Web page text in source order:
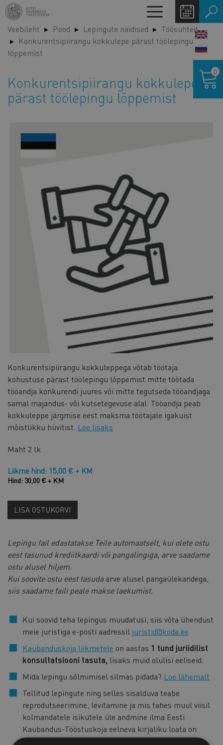
Liigu
edasi
põhisisu
juurde
Toggle
navigation
Veebileht Pood Lepingute näidised
Töösuhted
Konkurentsipiirangu kokkulepe pärast töölepingu
lõppemist
Konkurentsipiirangu kokkulepe
pärast töölepingu lõppemist
Konkurentsipiirangu kokkuleppega võtab töötaja
kohustuse pärast töölepingu lõppemist mitte töötada
tööandja konkurendi juures või mitte tegutseda tööandjaga
samal majandus- või kutsetegevuse alal. Tööandja peab
kokkuleppe järgmise eest maksma töötajale igakuist
mõistlikku hüvitist. Loe lisaks
Maht 2 lk
Liikme hind: 15,00 € + KM
Hind: 30,00 € + KM
LISA OSTUKORVI
Lepingu fail edastatakse Teile automaatselt, kui olete ostu
eest tasunud krediitkaardi või pangalingiga, arve saadame
ostu alusel hiljem.
Kui soovite ostu eest tasudaarve alusel pangaülekandega,
siis saadame faili peale makse laekumist.
Kui soovid teha lepingus muudatusi, siis võta ühendust
meie juristiga e-posti aadressil juristid@koda.ee
Kaubanduskoja liikmetele on aastas 1 tund juriidilist
konsultatsiooni tasuta, lisaks muid olulisi eeliseid.
Mida lepingu sõlmimisel silmas pidada? Loe lähemalt
Tellitud lepingute ning selles sisalduva teabe
reprodutseerimine, levitamine ja mis tahes muul viisil
kolmandatele isikutele üle andmine ilma Eesti
Kaubandus-Tööstuskoja eelneva kirjaliku loata on
keelatud. Lepingu tellijal on lubatud lepingu sisu
0